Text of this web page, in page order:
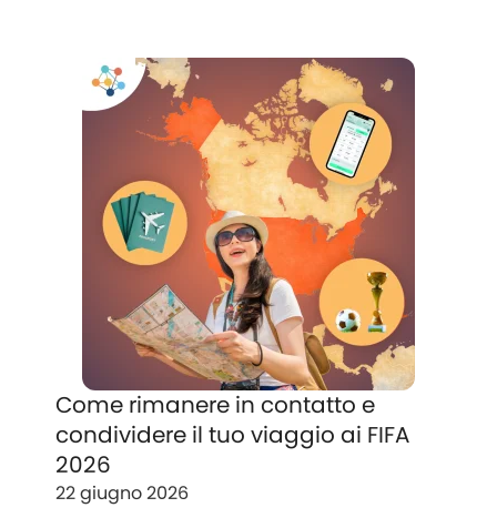
Come rimanere in contatto e
condividere il tuo viaggio ai FIFA
2026
22 giugno 2026